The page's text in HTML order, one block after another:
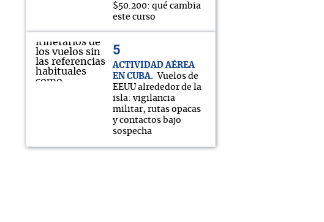
$50.200: qué cambia
este curso
ACTIVIDAD AÉREA
EN CUBA
Vuelos de
EEUU alrededor de la
isla: vigilancia
militar, rutas opacas
y contactos bajo
sospecha